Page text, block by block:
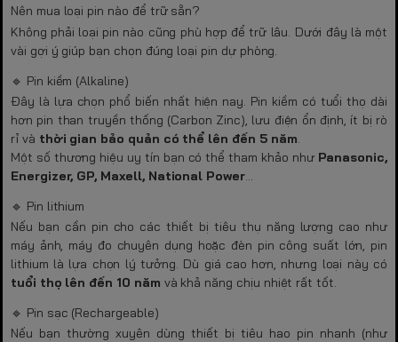
Nên mua loại pin nào để trữ sẵn?
Không phải loại pin nào cũng phù hợp để trữ lâu. Dưới đây là một
vài gợi ý giúp bạn chọn đúng loại pin dự phòng.
🔹 Pin kiềm (Alkaline)
Đây là lựa chọn phổ biến nhất hiện nay. Pin kiềm có tuổi thọ dài
hơn pin than truyền thống (Carbon Zinc), lưu điện ổn định, ít bị rò
rỉ và thời gian bảo quản có thể lên đến 5 năm
Một số thương hiệu uy tín bạn có thể tham khảo như Panasonic,
Energizer, GP, Maxell, National Power…
🔹 Pin lithium
Nếu bạn cần pin cho các thiết bị tiêu thụ năng lượng cao như
máy ảnh, máy đo chuyên dụng hoặc đèn pin công suất lớn, pin
lithium là lựa chọn lý tưởng. Dù giá cao hơn, nhưng loại này có
tuổi thọ lên đến 10 năm và khả năng chịu nhiệt rất tốt.
🔹 Pin sạc (Rechargeable)
Nếu bạn thường xuyên dùng thiết bị tiêu hao pin nhanh (như